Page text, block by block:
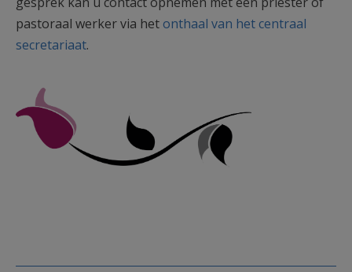
pastoraal werker via hetonthaal van het centraal
secretariaat.